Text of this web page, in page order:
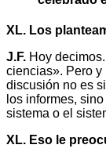
XL. Los
J.F. Hoy
ciencias». Pero y
discusión no es
los informes,
sistema o el
XL. Eso le